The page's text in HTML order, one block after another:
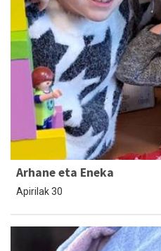
Arhane eta Eneka
Apirilak 30